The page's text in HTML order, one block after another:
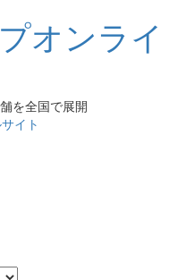
を全国で展開
イト